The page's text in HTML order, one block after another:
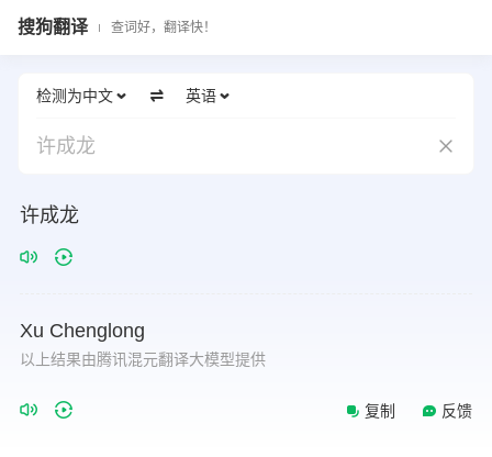
搜狗翻译 查词好，翻译快！
检测为中文 英语
许成龙
许成龙
Xu Chenglong
以上结果由腾讯混元翻译大模型提供
复制 反馈